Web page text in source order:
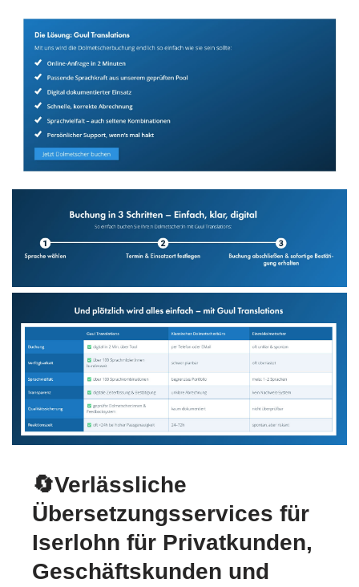
🔄Verlässliche
Übersetzungsservices für
Iserlohn für Privatkunden,
Geschäftskunden und